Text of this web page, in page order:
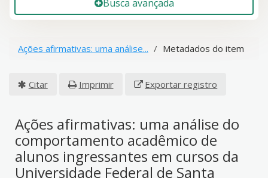
Busca avançada
Ações afirmativas: uma análise... Metadados do item
Citar Imprimir Exportar registro
Ações afirmativas: uma análise do
comportamento acadêmico de
alunos ingressantes em cursos da
Universidade Federal de Santa